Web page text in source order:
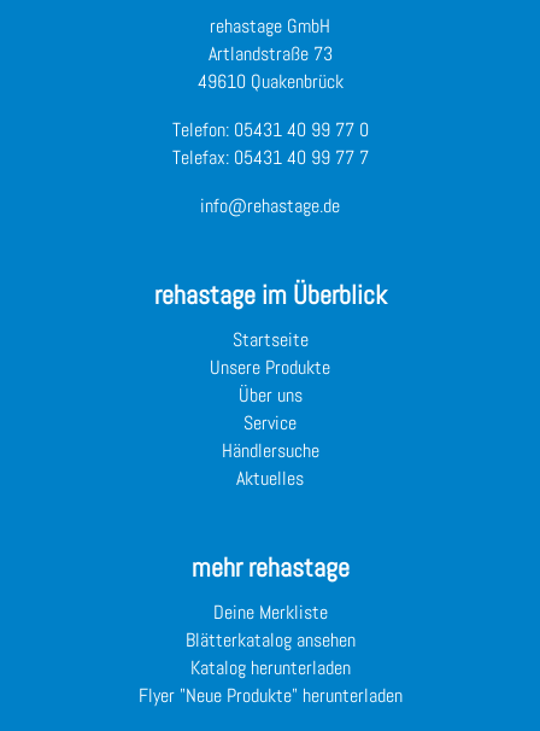
rehastage GmbH
Artlandstraße 73
49610 Quakenbrück
Telefon: 05431 40 99 77 0
Telefax: 05431 40 99 77 7
info@rehastage.de
rehastage im Überblick
Startseite
Unsere Produkte
Über uns
Service
Händlersuche
Aktuelles
mehr rehastage
Deine Merkliste
Blätterkatalog ansehen
Katalog herunterladen
Flyer "Neue Produkte" herunterladen